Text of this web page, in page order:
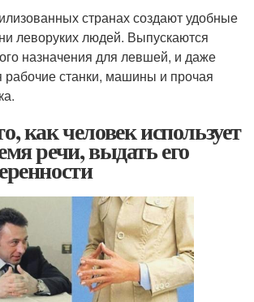
странах создают удобные
леворуких людей. Выпускаются
назначения для левшей, и даже
рабочие станки, машины и прочая
как человек использует
речи, выдать его